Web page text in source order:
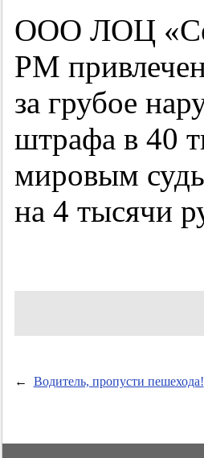
ООО ЛОЦ
РМ
за грубое
штрафа в 40
мировым
на 4 тысячи
← Водитель, пропусти пешехода!